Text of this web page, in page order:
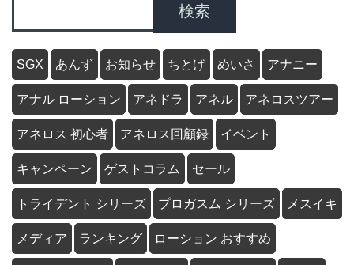
検索
SGX あんず お知らせ ちとげ めいさ アナニー
アナル ローション アネドラ アネル アネロスツアー
アネロス 初心者 アネロス回顧録 イベント
キャンペーン ゲストコラム セール
トライデント シリーズ プロガスム シリーズ メスイキ
メディア ランキング ローション おすすめ